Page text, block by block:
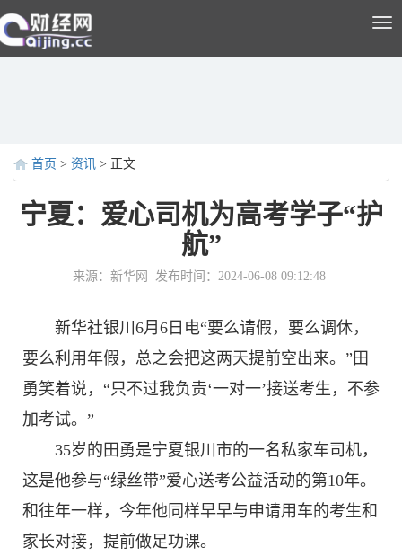
首页 > 资讯 > 正文
宁夏：爱心司机为高考学子“护
航”
来源：新华网 发布时间：2024-06-08 09:12:48
新华社银川6月6日电“要么请假，要么调休，
要么利用年假，总之会把这两天提前空出来。”田
勇笑着说，“只不过我负责‘一对一’接送考生，不参
加考试。”
35岁的田勇是宁夏银川市的一名私家车司机，
这是他参与“绿丝带”爱心送考公益活动的第10年。
和往年一样，今年他同样早早与申请用车的考生和
家长对接，提前做足功课。